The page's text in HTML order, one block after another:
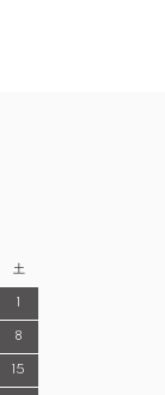
土
1
8
15